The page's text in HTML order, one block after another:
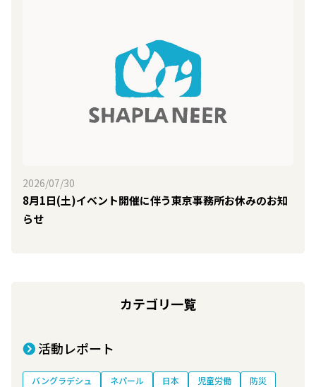
2026/07/30
8月1日(土)イベント開催に伴う東京事務所お休みのお知
らせ
カテゴリ一覧
活動レポート
バングラデシュ ネパール 日本 児童労働
防災